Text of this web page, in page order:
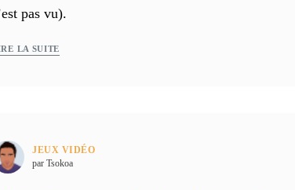
pas vu).
LA SUITE
JEUX VIDÉO
par Tsokoa